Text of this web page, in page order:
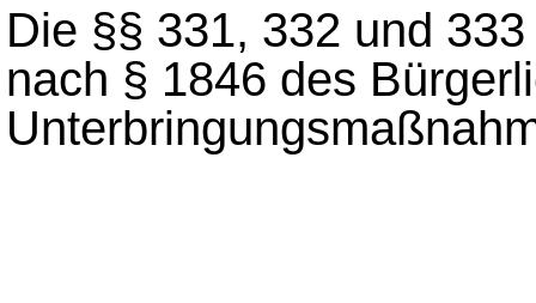
Die §§ 331, 332 und
nach § 1846 des